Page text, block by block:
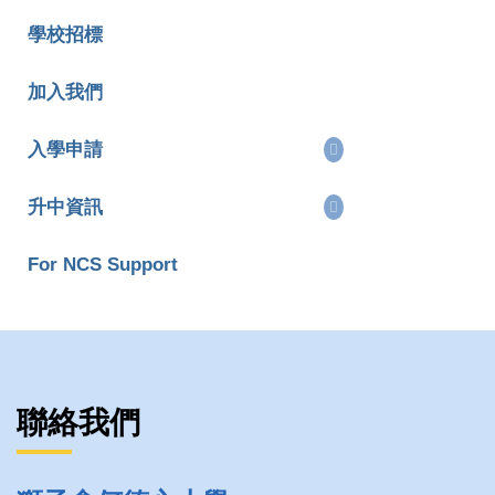
學校招標
加入我們
入學申請
升中資訊
For NCS Support
聯絡我們